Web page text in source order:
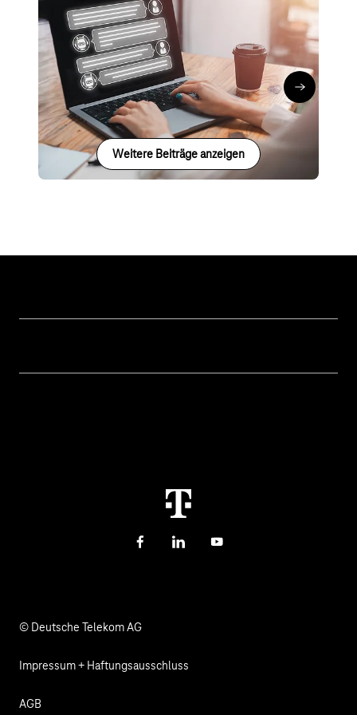
Cyber Security Digitale Verwaltung
Business GPT
Marco Doth∙06.09.24
Business
Weitere Beiträge anzeigen
FacebookLinkedInYouTube
© Deutsche Telekom AG
Impressum + Haftungsausschluss
AGB